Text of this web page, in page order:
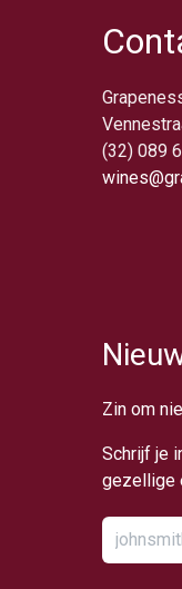
(32) 089
Zin om
Schrijf je
gezellige